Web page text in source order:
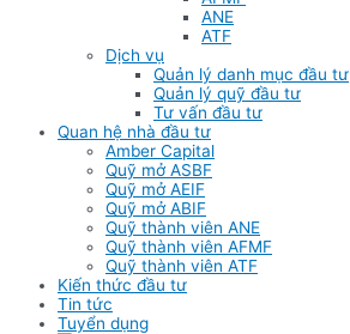
ANE
ATF
Dịch vụ
Quản lý danh mục đầu tư
Quản lý quỹ đầu tư
Tư vấn đầu tư
Quan hệ nhà đầu tư
Amber Capital
Quỹ mở ASBF
Quỹ mở AEIF
Quỹ mở ABIF
Quỹ thành viên ANE
Quỹ thành viên AFMF
Quỹ thành viên ATF
Kiến thức đầu tư
Tin tức
Tuyển dụng